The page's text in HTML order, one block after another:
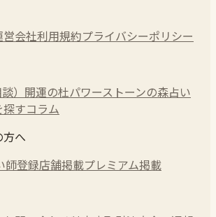
営会社利用規約プライバシーポリシー
） 開運の杜パワーストーンの森占い
探すコラム
方へ
師登録店舗掲載プレミアム掲載